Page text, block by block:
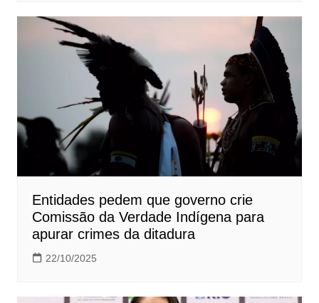
Entidades pedem que governo crie
Comissão da Verdade Indígena para
apurar crimes da ditadura
22/10/2025